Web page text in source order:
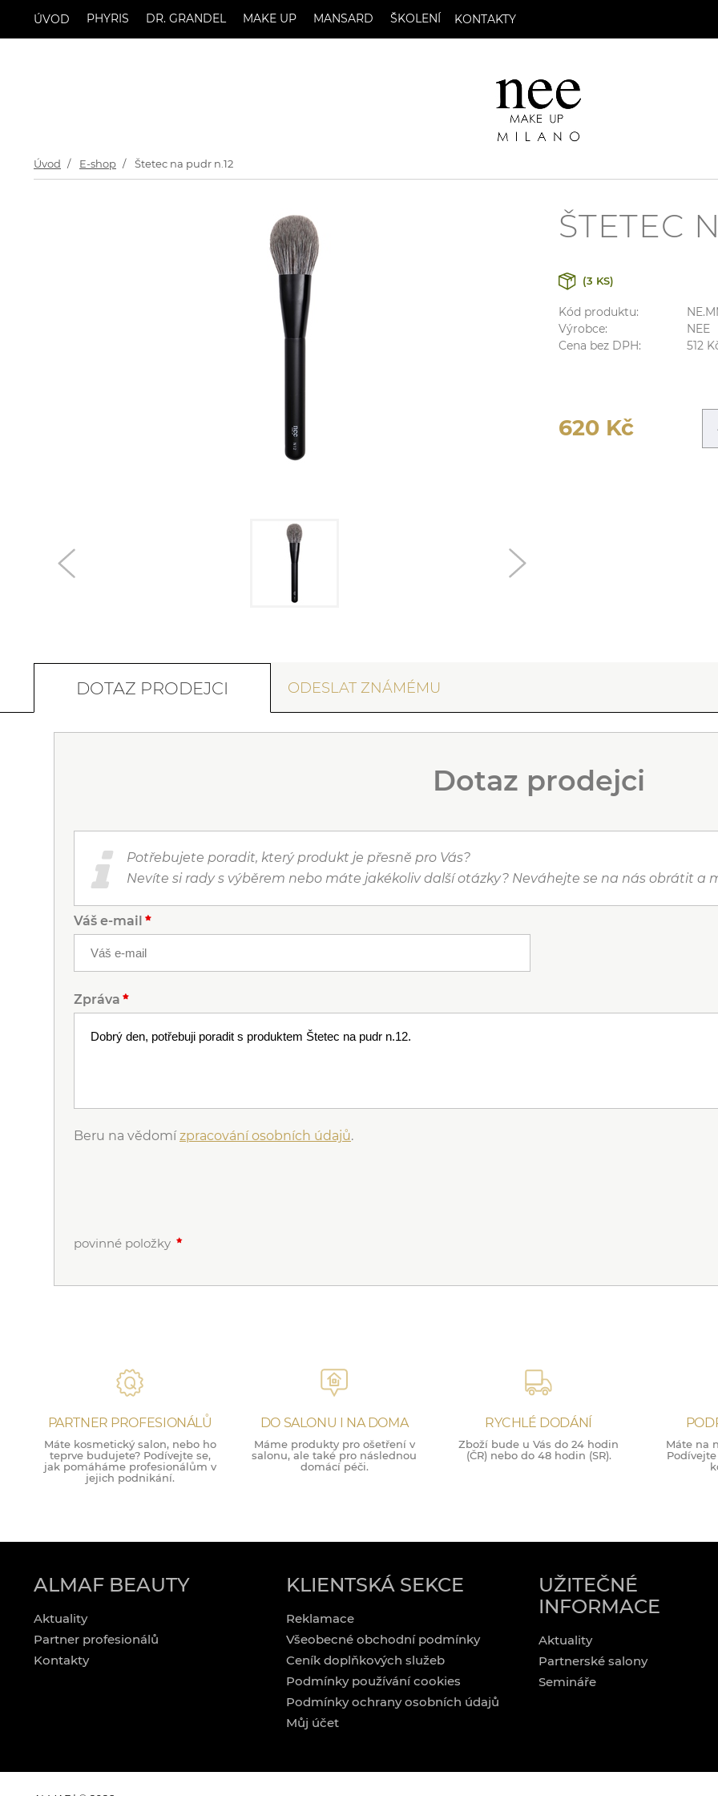
ÚVOD PHYRIS DR. GRANDEL MAKE UP MANSARD ŠKOLENÍ KONTAKTY
Úvod E-shop Štetec na pudr n.12
ŠTETEC
(3 KS)
Kód produktu:
Výrobce:
NEE
Cena bez DPH:
512
620 Kč
DOTAZ PRODEJCI ODESLAT ZNÁMÉMU
Dotaz prodejci
Potřebujete poradit, který produkt je přesně pro Vás?
Nevíte si rady s výběrem nebo máte jakékoliv další otázky? Neváhejte se na nás obrátit a
Váš e-mail
Zpráva
Beru na vědomízpracování osobních údajů.
povinné položky
PARTNER PROFESIONÁLŮ
Máte kosmetický salon, nebo ho
teprve budujete? Podívejte se,
jak pomáháme profesionálům v
jejich podnikání.
DO SALONU I NA DOMA
Máme produkty pro ošetření v
salonu, ale také pro následnou
domácí péči.
RYCHLÉ DODÁNÍ
Zboží bude u Vás do 24 hodin
(ČR) nebo do 48 hodin (SR).
Máte na
ALMAF BEAUTY
Aktuality
Partner profesionálů
Kontakty
KLIENTSKÁ SEKCE
Reklamace
Všeobecné obchodní podmínky
Ceník doplňkových služeb
Podmínky používání cookies
Podmínky ochrany osobních údajů
Můj účet
UŽITEČNÉ
INFORMACE
Aktuality
Partnerské salony
Semináře